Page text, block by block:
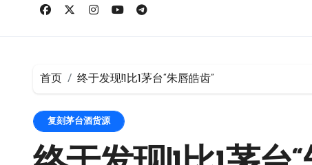
首页 终于发现!1比1茅台“朱唇皓齿”
复刻茅台酒货源